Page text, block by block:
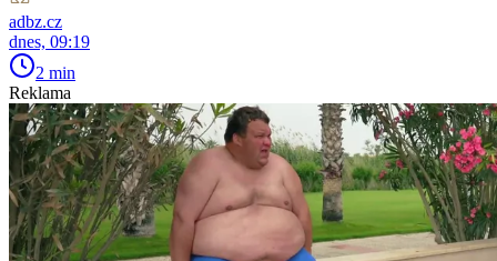
adbz.cz
dnes, 09:19
2 min
Reklama